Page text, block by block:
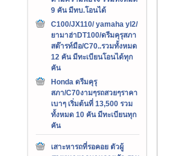
9 คัน มีทบ.โอนได้
C100/JX110/ yamaha yl2/
ยามาฮ่าDT100/ดรีมคุรุสภา
สต๊ารท์มือ/C70..รวมทั้งหมด
12 คัน มีทะเบียนโอนได้ทุก
คัน
Honda ดรีมคุรุ
สภา/C70งามๆรถสวยๆราคา
เบาๆ เริ่มต้นที่ 13,500 รวม
ทั้งหมด 10 คัน มีทะเบียนทุก
คัน
เสาะหารถที่รอคอย ตัวผู้